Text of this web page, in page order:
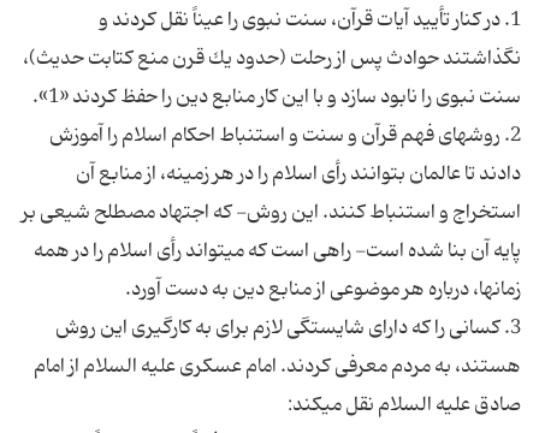
1. در كنار تأييد آيات قرآن، سنت نبوى را عيناً نقل كردند و
نگذاشتند حوادث پس از رحلت (حدود يك قرن منع كتابت حديث)،
سنت نبوى را نابود سازد و با اين كار منابع دين را حفظ كردند «1».
2. روش‏هاى فهم قرآن و سنت و استنباط احكام اسلام را آموزش
دادند تا عالمان بتوانند رأى اسلام را در هر زمينه، از منابع آن
استخراج و استنباط كنند. اين روش- كه اجتهاد مصطلح شيعى بر
پايه آن بنا شده است- راهى است كه مى‏تواند رأى اسلام را در همه
زمان‏ها، درباره هر موضوعى از منابع دين به دست آورد.
3. كسانى را كه داراى شايستگى لازم براى به كارگيرى اين روش
هستند، به مردم معرفى كردند. امام عسكرى عليه السلام از امام
صادق عليه السلام نقل مى‏كند: